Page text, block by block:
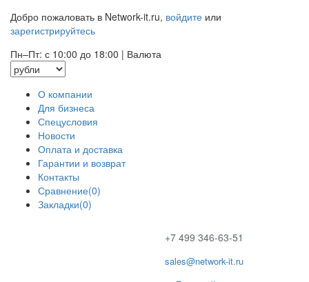
Добро пожаловать в Network-it.ru, войдите или
зарегистрируйтесь
Пн–Пт: с 10:00 до 18:00 | Валюта
О компании
Для бизнеса
Спецусловия
Новости
Оплата и доставка
Гарантии и возврат
Контакты
Сравнение(0)
Закладки(0)
+7 499 346-63-51
sales@network-it.ru